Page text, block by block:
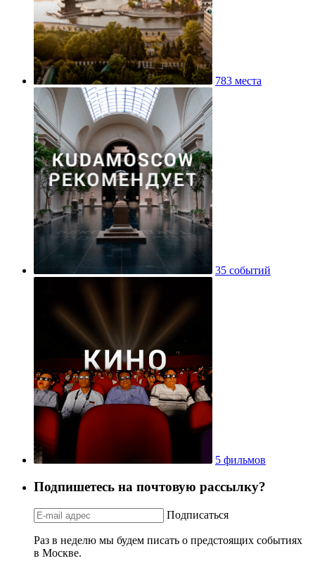
783 места
35 событий
5 фильмов
Подпишетесь на почтовую рассылку?
Подписаться
Раз в неделю мы будем писать о предстоящих событиях
в Москве.